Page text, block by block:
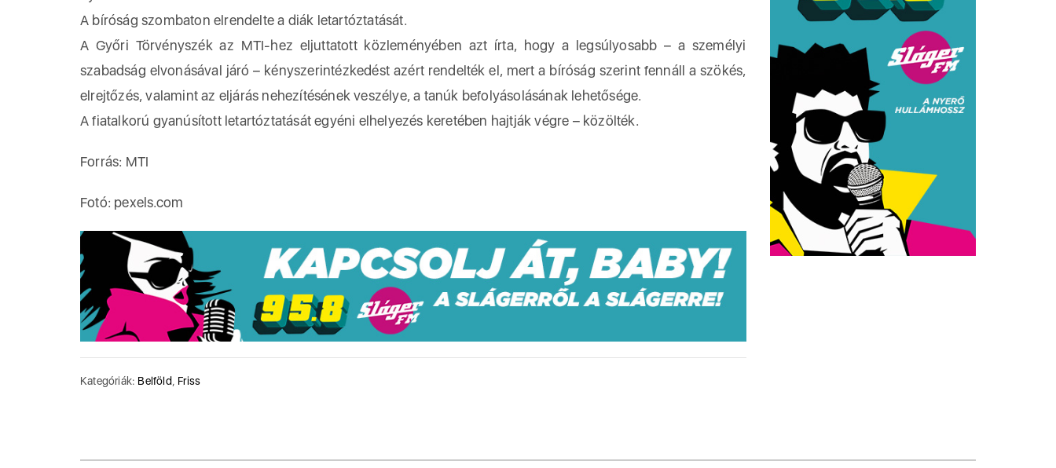
A bíróság szombaton elrendelte a diák letartóztatását.
A Győri Törvényszék az MTI-hez eljuttatott közleményében azt írta, hogy a legsúlyosabb – a személyi
szabadság elvonásával járó – kényszerintézkedést azért rendelték el, mert a bíróság szerint fennáll a szökés,
elrejtőzés, valamint az eljárás nehezítésének veszélye, a tanúk befolyásolásának lehetősége.
A fiatalkorú gyanúsított letartóztatását egyéni elhelyezés keretében hajtják végre – közölték.
Forrás: MTI
Fotó: pexels.com
Kategóriák: Belföld, Friss